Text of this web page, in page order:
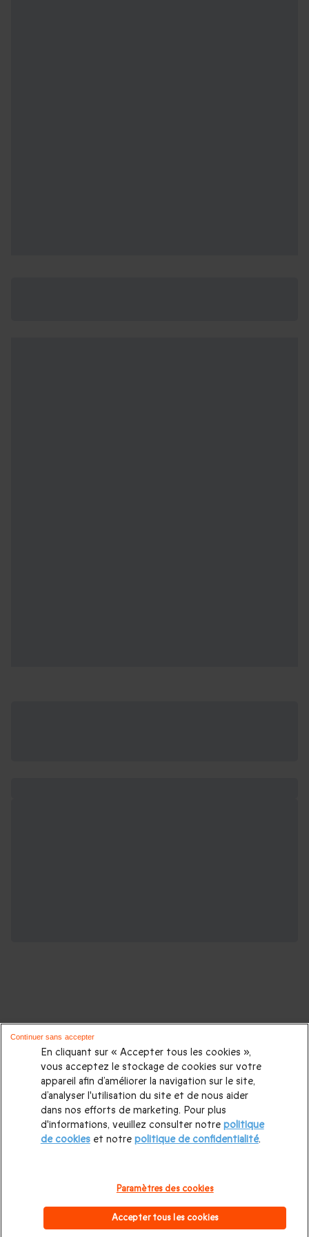
D'autres idées de cadeaux pour vos
proches :
Cadeaux d'anniversaire|Cadeaux femme|Cadeaux homme
Cadeaux couple|Cadeau Noël|Cadeau de Noël femme
Cadeau de Noël homme|Coffrets cadeaux pour femme
Cadeaux Saint Valentin femme|Cadeaux de mariage
Cadeaux d'anniversaire de mariage
En cliquant sur « Accepter tous les cookies »,
vous acceptez le stockage de cookies sur votre
appareil afin d’améliorer la navigation sur le site,
d’analyser l'utilisation du site et de nous aider
dans nos efforts de marketing. Pour plus
d'informations, veuillez consulter notre politique
de cookieset notre politique de confidentialité.
Paramètres des cookies
Accepter tous les cookies
Continuer sans accepter